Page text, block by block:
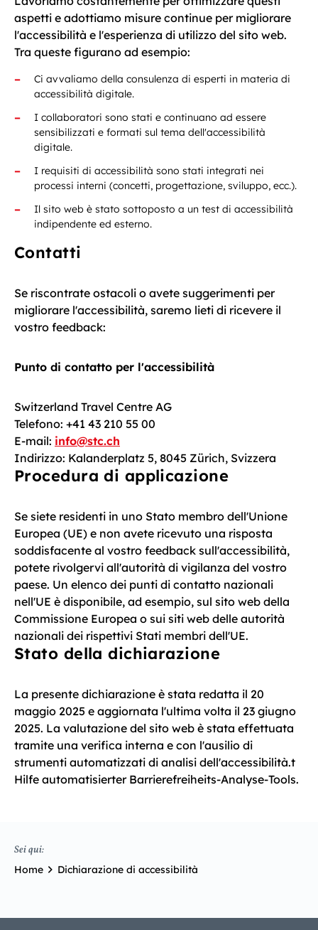
aspetti e adottiamo misure continue per migliorare
l'accessibilità e l'esperienza di utilizzo del sito web.
Tra queste figurano ad esempio:
Ci avvaliamo della consulenza di esperti in materia di
accessibilità digitale.
I collaboratori sono stati e continuano ad essere
sensibilizzati e formati sul tema dell'accessibilità
digitale.
I requisiti di accessibilità sono stati integrati nei
processi interni (concetti, progettazione, sviluppo, ecc.).
Il sito web è stato sottoposto a un test di accessibilità
indipendente ed esterno.
Contatti
Se riscontrate ostacoli o avete suggerimenti per
migliorare l'accessibilità, saremo lieti di ricevere il
vostro feedback:
Punto di contatto per l'accessibilità
Switzerland Travel Centre AG
Telefono: +41 43 210 55 00
E-mail: info@stc.ch
Indirizzo: Kalanderplatz 5, 8045 Zürich, Svizzera
Procedura di applicazione
Se siete residenti in uno Stato membro dell'Unione
Europea (UE) e non avete ricevuto una risposta
soddisfacente al vostro feedback sull'accessibilità,
potete rivolgervi all'autorità di vigilanza del vostro
paese. Un elenco dei punti di contatto nazionali
nell'UE è disponibile, ad esempio, sul sito web della
Commissione Europea o sui siti web delle autorità
nazionali dei rispettivi Stati membri dell'UE.
Stato della dichiarazione
La presente dichiarazione è stata redatta il 20
maggio 2025 e aggiornata l'ultima volta il 23 giugno
2025. La valutazione del sito web è stata effettuata
tramite una verifica interna e con l'ausilio di
strumenti automatizzati di analisi dell'accessibilità.t
Hilfe automatisierter Barrierefreiheits-Analyse-Tools.
Sei qui:
Home Dichiarazione di accessibilità